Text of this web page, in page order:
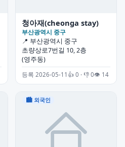
청아재(cheonga stay)
부산광역시 중구
📍 부산광역시 중구
초량상로7번길 10, 2층
(영주동)
등록 2026-05-11 👍 0 · 👎 0👁 14
🏙 외국인